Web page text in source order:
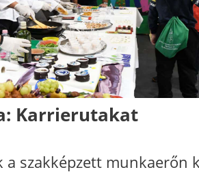
Karrierutakat
a szakképzett munkaerőn